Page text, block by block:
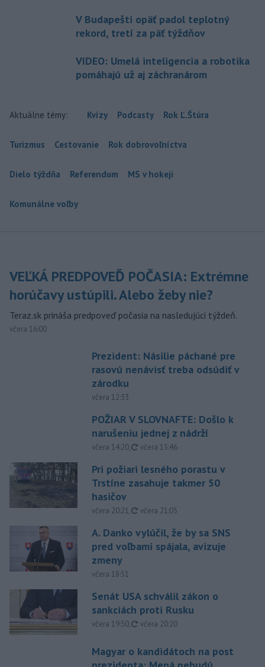
V Budapešti opäť padol teplotný
rekord, tretí za päť týždňov
VIDEO: Umelá inteligencia a robotika
pomáhajú už aj záchranárom
Aktuálne témy: Kvízy Podcasty Rok Ľ.Štúra
Turizmus Cestovanie Rok dobrovoľníctva
Dielo týždňa Referendum MS v hokeji
Komunálne voľby
VEĽKÁ PREDPOVEĎ POČASIA: Extrémne
horúčavy ustúpili. Alebo žeby nie?
Teraz.sk prináša predpoveď počasia na nasledujúci týždeň.
včera 16:00
Prezident: Násilie páchané pre
rasovú nenávisť treba odsúdiť v
zárodku
včera 12:33
POŽIAR V SLOVNAFTE: Došlo k
narušeniu jednej z nádrží
včera 14:20, aktualizované
včera 15:46
Pri požiari lesného porastu v
Trstíne zasahuje takmer 50
hasičov
včera 20:21, aktualizované
včera 21:05
A. Danko vylúčil, že by sa SNS
pred voľbami spájala, avizuje
zmeny
včera 18:51
Senát USA schválil zákon o
sankciách proti Rusku
včera 19:50, aktualizované
včera 20:20
Magyar o kandidátoch na post